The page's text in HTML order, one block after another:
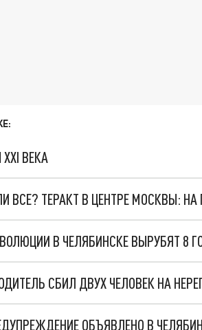
ВЕКА
ВСЕ? ТЕРАКТ В ЦЕНТРЕ МОСКВЫ:
В ЧЕЛЯБИНСКЕ ВЫРУБЯТ 8
СБИЛ ДВУХ ЧЕЛОВЕК НА
ОБЪЯВЛЕНО В